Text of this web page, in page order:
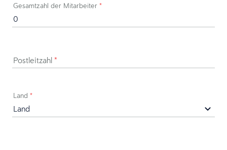
Gesamtzahl der Mitarbeiter *
Postleitzahl *
Land *